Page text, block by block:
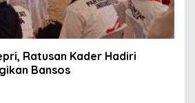
Ratusan Kader Hadiri
Bansos